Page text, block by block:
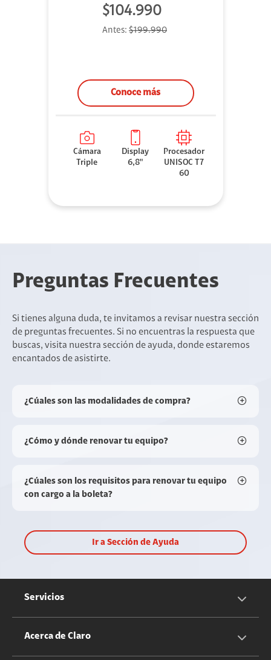
$104.990
Antes: $199.990
Conoce más
Cámara
Triple
Display
6,8"
Procesador
UNISOC T7
60
Preguntas Frecuentes
Si tienes alguna duda, te invitamos a revisar nuestra sección
de preguntas frecuentes. Si no encuentras la respuesta que
buscas, visita nuestra sección de ayuda, donde estaremos
encantados de asistirte.
¿Cúales son las modalidades de compra?
¿Cómo y dónde renovar tu equipo?
¿Cúales son los requisitos para renovar tu equipo
con cargo a la boleta?
Ir a Sección de Ayuda
Servicios
Servicios Móviles
Acerca de Claro